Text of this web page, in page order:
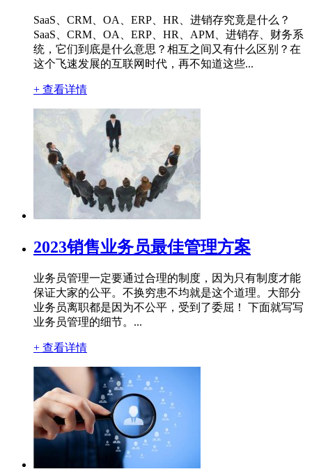
SaaS、CRM、OA、ERP、HR、进销存究竟是什么？
SaaS、CRM、OA、ERP、HR、APM、进销存、财务系
统，它们到底是什么意思？相互之间又有什么区别？在
这个飞速发展的互联网时代，再不知道这些...
+ 查看详情
2023销售业务员最佳管理方案
业务员管理一定要通过合理的制度，因为只有制度才能
保证大家的公平。不换穷患不均就是这个道理。大部分
业务员离职都是因为不公平，受到了委屈！ 下面就写写
业务员管理的细节。...
+ 查看详情